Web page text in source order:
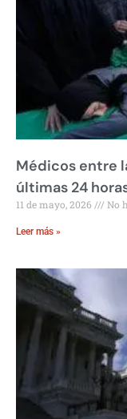
Médicos entre
últimas 24
11 de mayo, 2026 No
Leer más »